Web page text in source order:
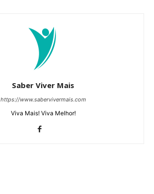
Saber Viver Mais
https://www.sabervivermais.com
Viva Mais! Viva Melhor!